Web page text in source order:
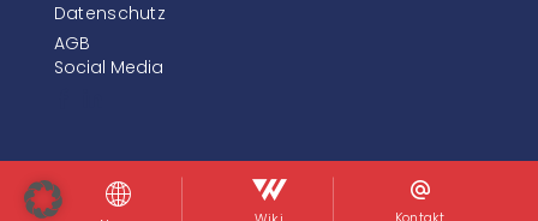
Kontakt
Datenschutz
AGB
Social Media
© InoNet Computer GmbH. Alle Rechte vorbehalten.